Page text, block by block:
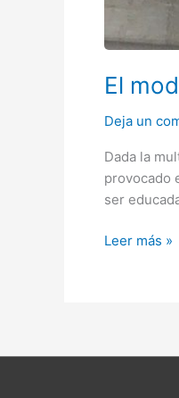
El
Deja un
Dada la
provocado
ser
Leer más »